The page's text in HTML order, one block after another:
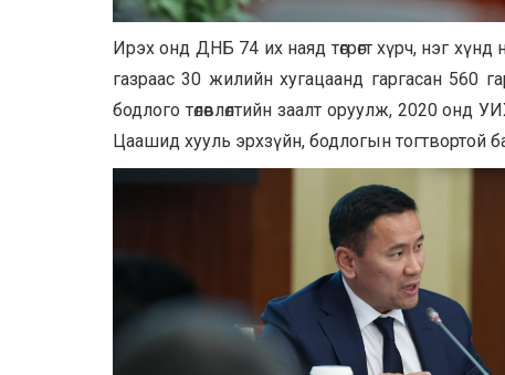
Ирэх онд ДНБ 74 их наяд төгрөгт хүрч, нэг
газраас 30 жилийн хугацаанд гаргасан 560
бодлого төлөвлөлтийн заалт оруулж, 2020 онд
Цаашид хууль эрхзүйн, бодлогын тогтвортой